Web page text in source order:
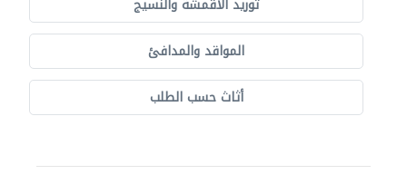
توريد الأقمشة والنسيج
المواقد والمدافئ
أثاث حسب الطلب